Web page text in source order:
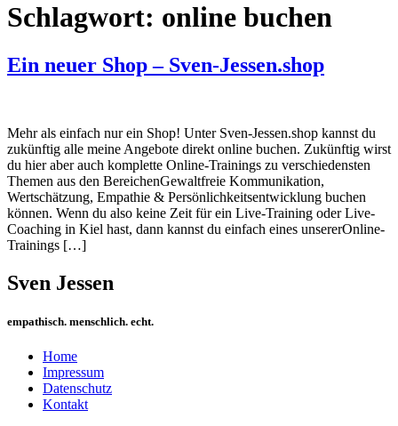
Schlagwort: online buchen
Ein neuer Shop – Sven-Jessen.shop
Mehr als einfach nur ein Shop! Unter Sven-Jessen.shop kannst du
zukünftig alle meine Angebote direkt online buchen. Zukünftig wirst
du hier aber auch komplette Online-Trainings zu verschiedensten
Themen aus den BereichenGewaltfreie Kommunikation,
Wertschätzung, Empathie & Persönlichkeitsentwicklung buchen
können. Wenn du also keine Zeit für ein Live-Training oder Live-
Coaching in Kiel hast, dann kannst du einfach eines unsererOnline-
Trainings […]
Sven Jessen
empathisch. menschlich. echt.
Home
Impressum
Datenschutz
Kontakt